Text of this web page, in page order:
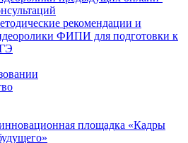
рекомендации и
ФИПИ для подготовки к
площадка «Кадры